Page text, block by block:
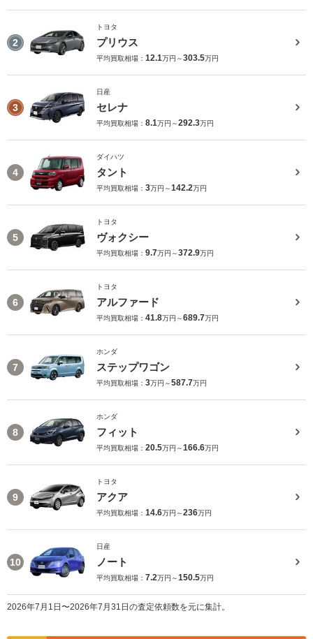
2
トヨタ
プリウス
平均買取相場： 12.1万円～303.5万円
3
日産
セレナ
平均買取相場： 8.1万円～292.3万円
4
ダイハツ
タント
平均買取相場： 3万円～142.2万円
5
トヨタ
ヴォクシー
平均買取相場： 9.7万円～372.9万円
6
トヨタ
アルファード
平均買取相場： 41.8万円～689.7万円
7
ホンダ
ステップワゴン
平均買取相場： 3万円～587.7万円
8
ホンダ
フィット
平均買取相場： 20.5万円～166.6万円
9
トヨタ
アクア
平均買取相場： 14.6万円～236万円
10
日産
ノート
平均買取相場： 7.2万円～150.5万円
2026年7月1日〜2026年7月31日の査定依頼数を元に集計。